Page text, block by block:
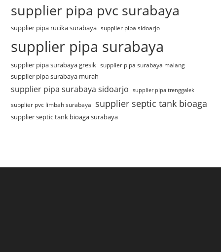
supplier pipa pvc surabaya
supplier pipa rucika surabaya supplier pipa sidoarjo
supplier pipa surabaya
supplier pipa surabaya gresik supplier pipa surabaya malang
supplier pipa surabaya murah
supplier pipa surabaya sidoarjo supplier pipa trenggalek
supplier pvc limbah surabaya supplier septic tank bioaga
supplier septic tank bioaga surabaya